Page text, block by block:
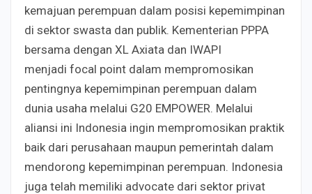
kemajuan perempuan dalam posisi kepemimpinan
di sektor swasta dan publik. Kementerian PPPA
bersama dengan XL Axiata dan IWAPI
menjadi focal point dalam mempromosikan
pentingnya kepemimpinan perempuan dalam
dunia usaha melalui G20 EMPOWER. Melalui
aliansi ini Indonesia ingin mempromosikan praktik
baik dari perusahaan maupun pemerintah dalam
mendorong kepemimpinan perempuan. Indonesia
juga telah memiliki advocate dari sektor privat